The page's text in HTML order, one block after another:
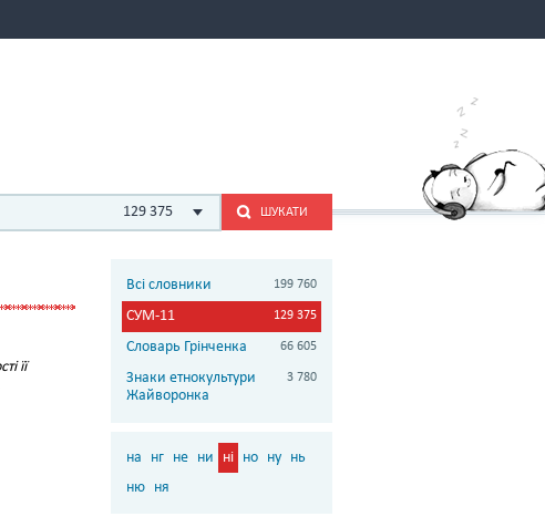
129 375 ШУКАТИ
її
Всі словники 199 760
СУМ-11 129 375
Словарь Грінченка 66 605
Знаки етнокультури
Жайворонка
3 780
на нг не ни ні но ну нь
ню ня